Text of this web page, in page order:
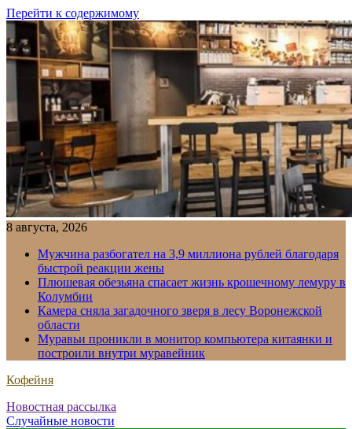
Перейти к содержимому
8 августа, 2026
Мужчина разбогател на 3,9 миллиона рублей благодаря
быстрой реакции жены
Плюшевая обезьяна спасает жизнь крошечному лемуру в
Колумбии
Камера сняла загадочного зверя в лесу Воронежской
области
Муравьи проникли в монитор компьютера китаянки и
построили внутри муравейник
Кофейня
Новостная рассылка
Случайные новости